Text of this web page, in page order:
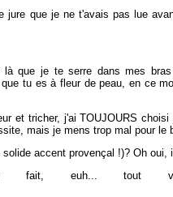
jure que je ne t'avais pas lue
que je te serre dans mes
tu es à fleur de peau, en ce
et tricher, j'ai TOUJOURS choisi
mais je mens trop mal pour le
solide accent provençal !)? Oh oui,
euh... tout